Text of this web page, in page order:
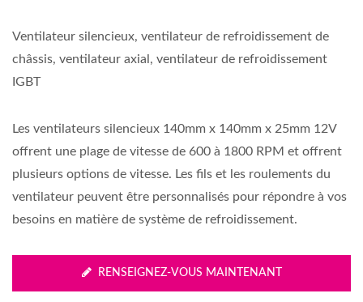
Ventilateur silencieux, ventilateur de refroidissement de
châssis, ventilateur axial, ventilateur de refroidissement
IGBT
Les ventilateurs silencieux 140mm x 140mm x 25mm 12V
offrent une plage de vitesse de 600 à 1800 RPM et offrent
plusieurs options de vitesse. Les fils et les roulements du
ventilateur peuvent être personnalisés pour répondre à vos
besoins en matière de système de refroidissement.
RENSEIGNEZ-VOUS MAINTENANT